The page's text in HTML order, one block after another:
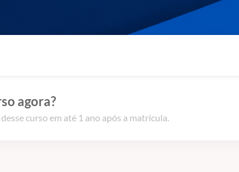
agora?
curso em até 1 ano após a matrícula.